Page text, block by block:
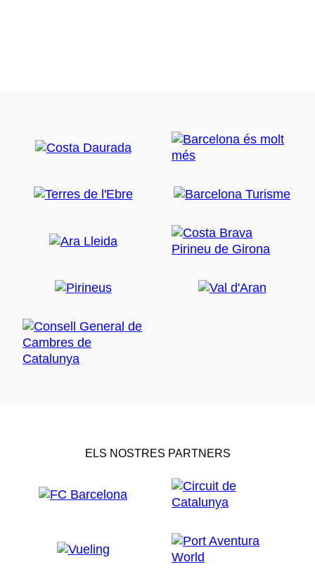
ELS NOSTRES PARTNERS